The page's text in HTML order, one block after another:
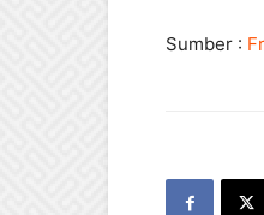
Sumber :